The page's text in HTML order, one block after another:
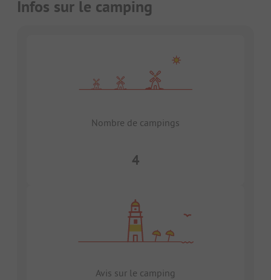
Infos sur le camping
Nombre de campings
4
Avis sur le camping